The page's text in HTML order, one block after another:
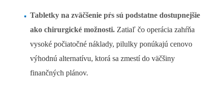
Tabletky na zväčšenie pŕs sú podstatne dostupnejšie
ako chirurgické možnosti. Zatiaľ čo operácia zahŕňa
vysoké počiatočné náklady, pilulky ponúkajú cenovo
výhodnú alternatívu, ktorá sa zmestí do väčšiny
finančných plánov.